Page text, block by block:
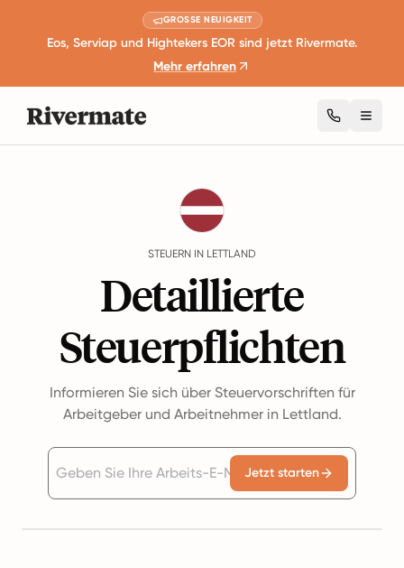
GROSSE NEUIGKEIT
Eos, Serviap und Hightekers EOR sind jetzt Rivermate.
Mehr erfahren
STEUERN IN LETTLAND
Detaillierte
Steuerpflichten
Informieren Sie sich über Steuervorschriften für
Arbeitgeber und Arbeitnehmer in Lettland.
Jetzt starten